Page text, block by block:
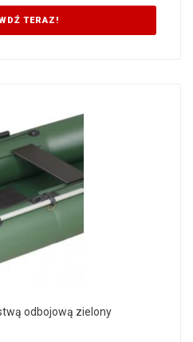
TERAZ!
odbojową zielony